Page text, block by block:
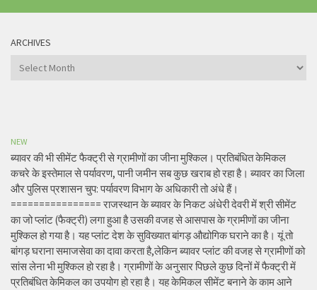
ARCHIVES
Archives
NEW
ब्यावर की भी सीमेंट फैक्ट्री से ग्रामीणों का जीना मुश्किल। प्रतिबंधित केमिकल
कचरे के इस्तेमाल से पर्यावरण, पानी जमीन सब कुछ खराब हो रहा है। ब्यावर का जिला
और पुलिस प्रशासन चुप: पर्यावरण विभाग के अधिकारी तो अंधे हैं।
================ राजस्थान के ब्यावर के निकट अंधेरी देवरी में श्री सीमेंट
का जो प्लांट (फैक्ट्री) लगा हुआ है उसकी वजह से आसपास के ग्रामीणों का जीना
मुश्किल हो गया है। यह प्लांट देश के सुविख्यात बांगड़ औद्योगिक घराने का है। यूं तो
बांगड़ घराना समाजसेवा का दावा करता है,लेकिन ब्यावर प्लांट की वजह से ग्रामीणों को
सांस लेना भी मुश्किल हो रहा है। ग्रामीणों के अनुसार पिछले कुछ दिनों में फैक्ट्री में
प्रतिबंधित केमिकल का उपयोग हो रहा है। यह केमिकल सीमेंट बनाने के काम आने